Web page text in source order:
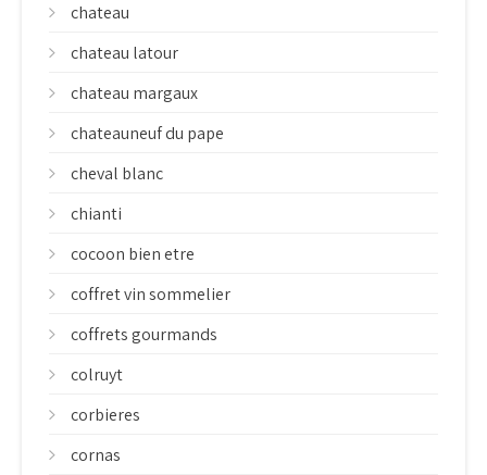
chateau
chateau latour
chateau margaux
chateauneuf du pape
cheval blanc
chianti
cocoon bien etre
coffret vin sommelier
coffrets gourmands
colruyt
corbieres
cornas